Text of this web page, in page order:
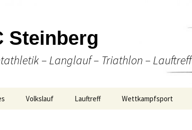
Steinberg
– Langlauf – Triathlon – Lauftreff
Volkslauf Lauftreff Wettkampfsport